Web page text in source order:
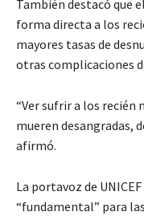
También destacó que
forma directa a los
mayores tasas de
otras complicaciones
“Ver sufrir a los recién
mueren desangradas,
afirmó.
La portavoz de
“fundamental” para